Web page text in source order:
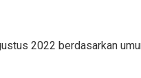
2022 berdasarkan